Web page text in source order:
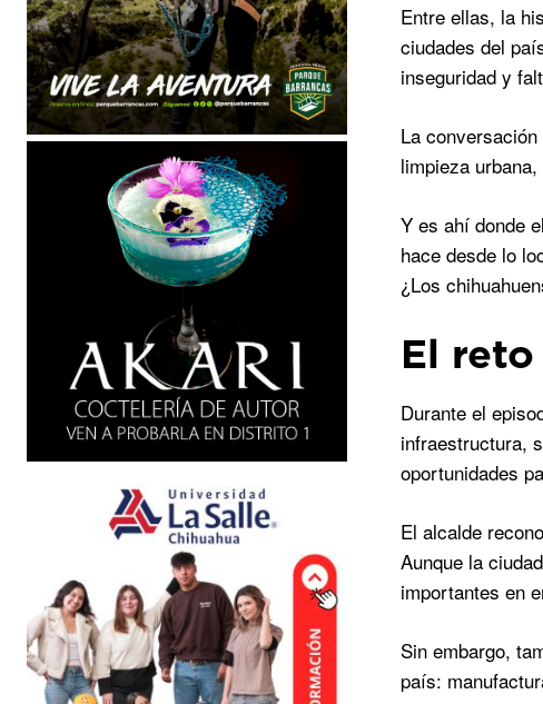
Entre ellas, la
ciudades del
inseguridad y
La
limpieza
Y es ahí donde
hace desde lo
¿Los
El
Durante el
infraestructura,
oportunidades
El alcalde
Aunque la
importantes en
Sin embargo,
país: